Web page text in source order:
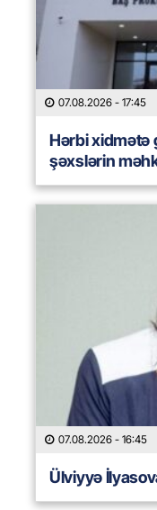
07.08.2026 - 17:45
Hərbi xidmətə
şəxslərin
07.08.2026 - 16:45
Ülviyyə